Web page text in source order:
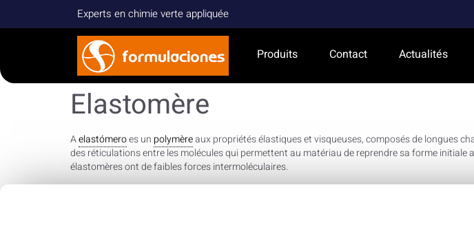
Experts en chimie verte appliquée
Produits Contact Actualités
Elastomère
Aelastómeroes un polymèreaux propriétés élastiques et visqueuses, composés de longues
des réticulations entre les molécules qui permettent au matériau de reprendre sa forme
élastomères ont de faibles forces intermoléculaires.